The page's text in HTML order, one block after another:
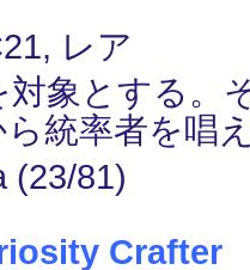
レア
対象とする。
ら統率者を唱
(23/81)
Crafter